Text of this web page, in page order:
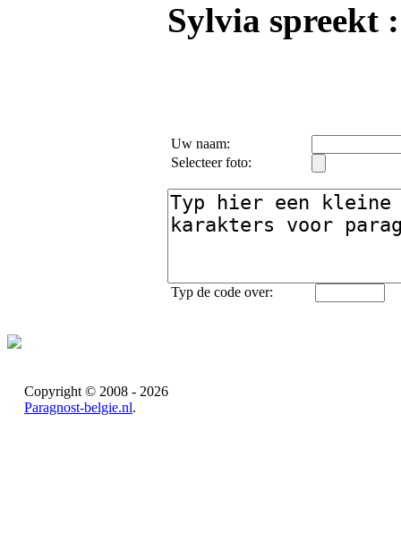
Sylvia spreekt :
Uw naam:
Selecteer foto:
Typ de code over:
Copyright © 2008 - 2026
Paragnost-belgie.nl.